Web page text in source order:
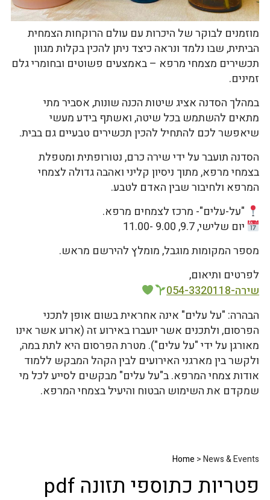
מוזמנים לבוקר של היכרות עם עולם הרוקחות הצמחית
הביתית, שבו נלמד ונראה כיצד ניתן להכין בקלות מגוון
תכשירים מצמחי מרפא – באמצעים פשוטים ובחומרי גלם
זמינים.
במהלך הסדנה אציג שיטות הכנה שונות, אסביר מתי
מתאים להשתמש בכל שיטה, ואשתף בידע מעשי
שיאפשר לכם להתחיל להכין תכשירים טבעיים גם בבית.
הסדנה תועבר על ידי שירה כרם, נטורופתית ומטפלת
בצמחי מרפא, מתוך ניסיון קליני ואהבה גדולה לצמחי
המרפא ולחיבור שבין האדם לטבע.
"על-עלים"- מרכז לצמחים מרפא.
יום שלישי, 9.7, 9.00 -11.00
מספר המקומות מוגבל, מומלץ להירשם מראש.
לפרטים ותיאום,
שירה-054-3320118
הבהרה: "על עלים" אינה אחראית בשום אופן לתכני
הפרסום, ולתכנים אשר יועברו באירוע זה (ארוע אשר אינו
מאורגן על ידי "על עלים"). מטרת הפרסום היא לתת במה,
ולקשר בין מארגני האירועים לבין הקהל המבקש ללמוד
אודות צמחי המרפא. ב"על עלים" מבקשים לסייע לכל מי
שמקדם את השימוש הבטוח והיעיל בצמחי המרפא.
Home > News & Events
פטריות כתוספי תזונה pdf